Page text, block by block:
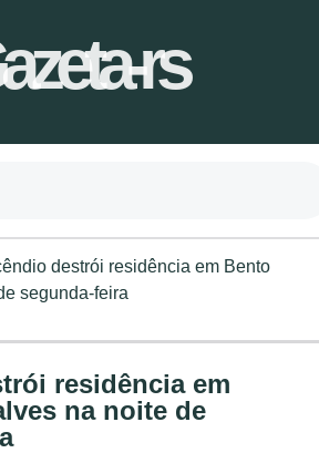
rs
destrói residência em Bento
segunda-feira
residência em
na noite de